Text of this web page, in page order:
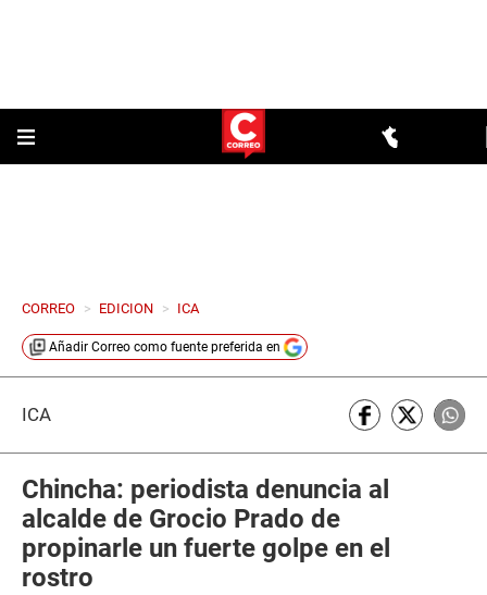
CORREO > EDICION > ICA
Añadir Correo como fuente preferida en
ICA
Chincha: periodista denuncia al
alcalde de Grocio Prado de
propinarle un fuerte golpe en el
rostro